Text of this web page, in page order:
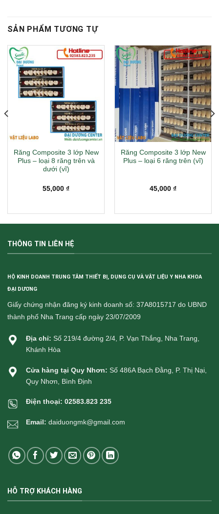
SẢN PHẨM TƯƠNG TỰ
Răng Composite 3 lớp New
Plus – loại 8 răng trên và
dưới (vĩ)
55,000 ₫
Răng Composite 3 lớp New
Plus – loại 6 răng trên (vĩ)
45,000 ₫
THÔNG TIN LIÊN HỆ
HỘ KINH DOANH TRUNG TÂM THIẾT BỊ, DỤNG CỤ VÀ VẬT LIỆU Y NHA KHOA
ĐẠI DƯƠNG
Giấy chứng nhận đăng ký kinh doanh số: 37A8015717 do UBND
thành phố Nha Trang cấp ngày 23/07/2009
Địa chỉ: Số 219/4 đường 2/4, P. Vạn Thắng, Nha Trang,
Khánh Hòa
Cửa hàng tại Quy Nhơn: Số 486A Bạch Đằng, P. Thị Nại,
Quy Nhơn, Bình Định
Điện thoại: 02583.823 235
Email: daiduongmk@gmail.com
HỖ TRỢ KHÁCH HÀNG